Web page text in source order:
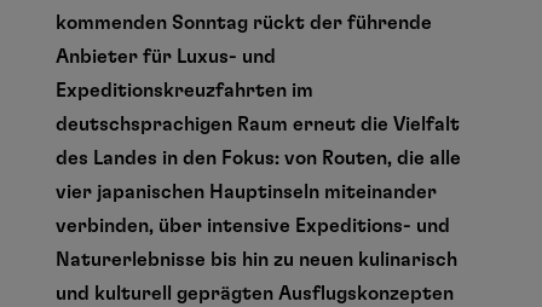
kommenden Sonntag rückt der führende
Anbieter für Luxus- und
Expeditionskreuzfahrten im
deutschsprachigen Raum erneut die Vielfalt
des Landes in den Fokus: von Routen, die alle
vier japanischen Hauptinseln miteinander
verbinden, über intensive Expeditions- und
Naturerlebnisse bis hin zu neuen kulinarisch
und kulturell geprägten Ausflugskonzepten